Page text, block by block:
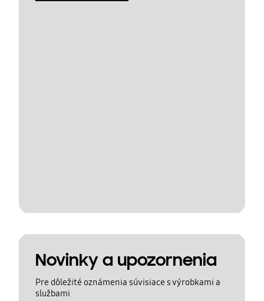
Novinky a upozornenia
Pre dôležité oznámenia súvisiace s výrobkami a
službami